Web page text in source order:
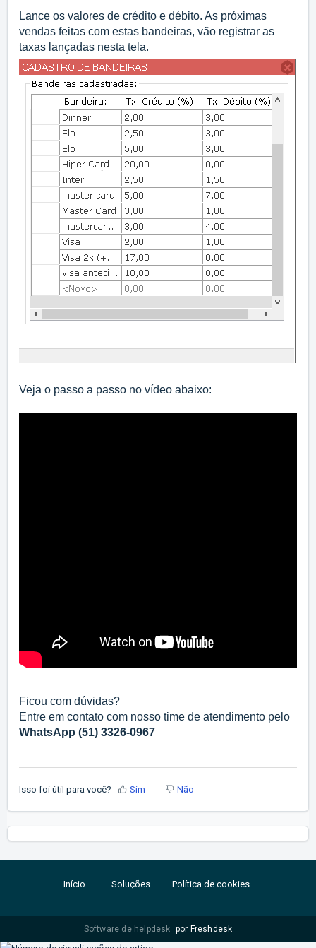
Lance os valores de crédito e débito. As próximas
vendas feitas com estas bandeiras, vão registrar as
taxas lançadas nesta tela.
Veja o passo a passo no vídeo abaixo:
Ficou com dúvidas?
Entre em contato com nosso time de atendimento pelo
WhatsApp (51) 3326-0967
Isso foi útil para você? Sim Não
Início Soluções Política de cookies
Software de helpdesk por Freshdesk